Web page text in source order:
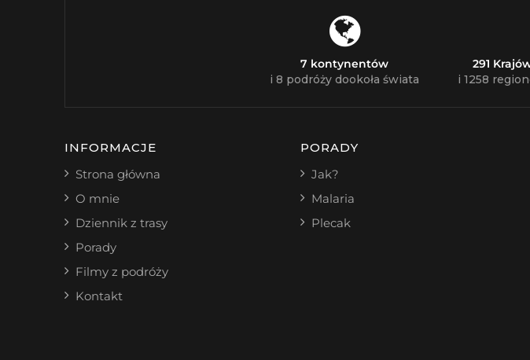
7 kontynentów
i 8 podróży dookoła świata
291
i 1258
INFORMACJE
Strona główna
O mnie
Dziennik z trasy
Porady
Filmy z podróży
Kontakt
PORADY
Jak?
Malaria
Plecak